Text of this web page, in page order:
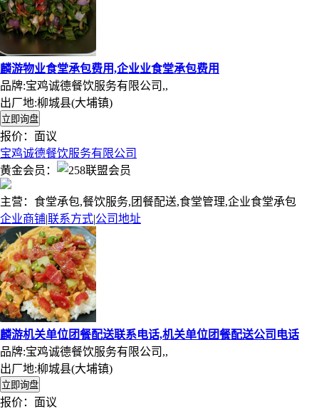
麟游物业食堂承包费用,企业业食堂承包费用
品牌:宝鸡诚德餐饮服务有限公司,,
出厂地:柳城县(大埔镇)
报价： 面议
宝鸡诚德餐饮服务有限公司
黄金会员：
主营：食堂承包,餐饮服务,团餐配送,食堂管理,企业食堂承包
企业商铺|联系方式|公司地址
麟游机关单位团餐配送联系电话,机关单位团餐配送公司电话
品牌:宝鸡诚德餐饮服务有限公司,,
出厂地:柳城县(大埔镇)
报价： 面议